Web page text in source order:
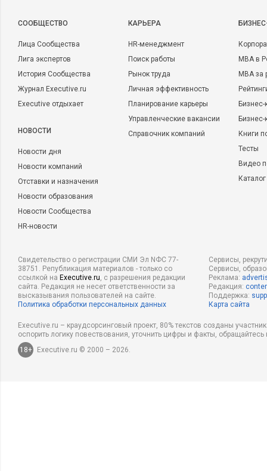
CООБЩЕСТВО
Лица Сообщества
Лига экспертов
История Сообщества
Журнал Executive.ru
Executive отдыхает
НОВОСТИ
Новости дня
Новости компаний
Отставки и назначения
Новости образования
Новости Сообщества
HR-новости
КАРЬЕРА
HR-менеджмент
Поиск работы
Рынок труда
Личная эффективность
Планирование карьеры
Управленческие вакансии
Справочник компаний
MBA в
MBA
Бизнес-
Книги
Тесты
Видео
Свидетельство о регистрации СМИ Эл NФС 77-
38751. Републикация материалов - только со
ссылкой на Executive.ru, с разрешения редакции
сайта. Редакция не несет ответственности за
высказывания пользователей на сайте.
Политика обработки персональных данных
Сервисы,
Сервисы,
Реклама:
Редакция:
Поддержка:
Карта сайта
Executive.ru – краудсорсинговый проект, 80% текстов созданы
оспорить логику повествования, уточнить цифры и факты,
18+
Executive.ru © 2000 – 2026.